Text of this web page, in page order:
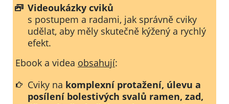
Videoukázky cviků
s postupem a radami, jak správně cviky
udělat, aby měly skutečně kýžený a rychlý
efekt.
Ebook a videa obsahují:
Cviky na komplexní protažení, úlevu a
posílení bolestivých svalů ramen, zad,